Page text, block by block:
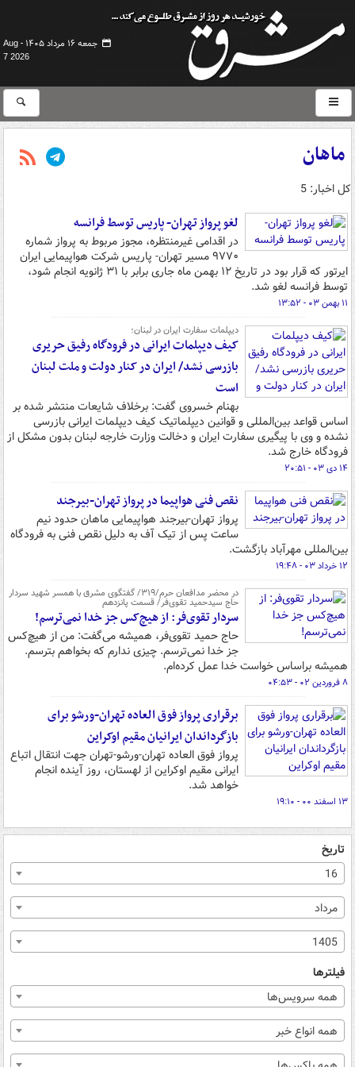
جمعه ۱۶ مرداد ۱۴۰۵ -
Aug
7 2026
ماهان
کل اخبار: 5
لغو پرواز تهران- پاریس توسط فرانسه
در اقدامی غیرمنتظره، مجوز مربوط به پرواز شماره
۹۷۷۰ مسیر تهران- پاریس شرکت هواپیمایی ایران
ایرتور که قرار بود در تاریخ ۱۲ بهمن ماه جاری برابر با ۳۱ ژانویه انجام شود،
توسط فرانسه لغو شد.
۱۱ بهمن ۰۳ - ۱۳:۵۲
دیپلمات سفارت ایران در لبنان؛
کیف دیپلمات ایرانی در فرودگاه رفیق حریری
بازرسی نشد/ ایران در کنار دولت و ملت لبنان
است
بهنام خسروی گفت: برخلاف شایعات منتشر شده بر
اساس قواعد بین‌المللی و قوانین دیپلماتیک کیف دیپلمات ایرانی بازرسی
نشده و وی با پیگیری سفارت ایران و دخالت وزارت خارجه لبنان بدون مشکل از
فرودگاه خارج شد.
۱۴ دی ۰۳ - ۲۰:۵۱
نقص فنی هواپیما در پرواز تهران-بیرجند
پرواز تهران-بیرجند هواپیمایی ماهان حدود نیم
ساعت پس از تیک آف به دلیل نقص فنی به فرودگاه
بین‌المللی مهرآباد بازگشت.
۱۲ خرداد ۰۳ - ۱۹:۴۸
در محضر مدافعان حرم/۳۱۹/ گفتگوی مشرق با همسر شهید سردار
حاج سیدحمید تقوی‌فر/ قسمت پانزدهم
سردار تقوی‌فر: از هیچ‌کس جز خدا نمی‌ترسم!
حاج حمید تقوی‌فر، همیشه می‌گفت: من از هیچ‌کس
جز خدا نمی‌ترسم. چیزی ندارم که بخواهم بترسم.
همیشه براساس خواست خدا عمل کرده‌ام.
۸ فروردین ۰۲ - ۰۴:۵۳
برقراری پرواز فوق العاده تهران-ورشو برای
بازگرداندان ایرانیان مقیم اوکراین
پرواز فوق العاده تهران-ورشو-تهران جهت انتقال اتباع
ایرانی مقیم اوکراین از لهستان، روز آینده انجام
خواهد شد.
۱۳ اسفند ۰۰ - ۱۹:۱۰
تاریخ
16
مرداد
1405
فیلترها
همه سرویس‌ها
همه انواع خبر